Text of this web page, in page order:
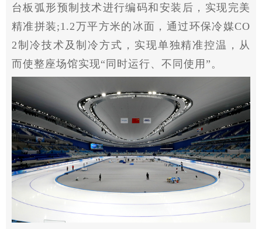
台板弧形预制技术进行编码和安装后，实现完美
精准拼装;1.2万平方米的冰面，通过环保冷媒CO
2制冷技术及制冷方式，实现单独精准控温，从
而使整座场馆实现“同时运行、不同使用”。